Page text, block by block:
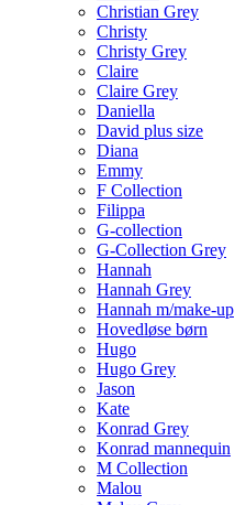
Christian Grey
Christy
Christy Grey
Claire
Claire Grey
Daniella
David plus size
Diana
Emmy
F Collection
Filippa
G-collection
G-Collection Grey
Hannah
Hannah Grey
Hannah m/make-up
Hovedløse børn
Hugo
Hugo Grey
Jason
Kate
Konrad Grey
Konrad mannequin
M Collection
Malou